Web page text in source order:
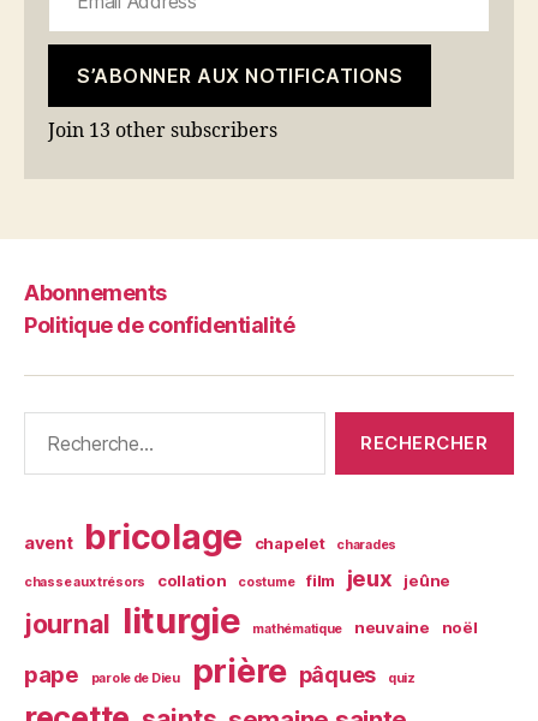
S’ABONNER AUX NOTIFICATIONS
Join 13 other subscribers
Abonnements
Politique de confidentialité
avent bricolage chapelet charades
chasse aux trésors collation costume film jeux jeûne
journal liturgie mathématique neuvaine noël
pape parole de Dieu prière pâques quiz